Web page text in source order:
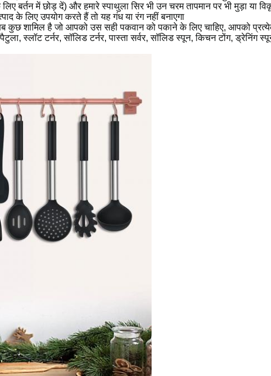
बर्तन में छोड़ दें) और हमारे स्पाथुला सिर भी उन चरम तापमान पर भी मुड़ा या
के लिए उपयोग करते हैं तो यह गंध या रंग नहीं बनाएगा
कुछ शामिल है जो आपको उस सही पकवान को पकाने के लिए चाहिए, आपको
स्लॉट टर्नर, सॉलिड टर्नर, पास्ता सर्वर, सॉलिड स्पून, किचन टोंग, ड्रेनिंग